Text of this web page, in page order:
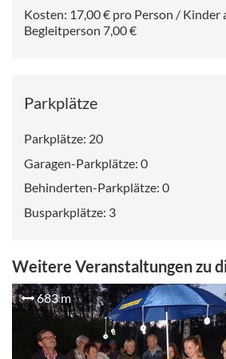
erforderlich (Tel. 0160 980 49 666).
Kosten: 17,00 € pro Person / Kinder
Begleitperson 7,00 €
Parkplätze
Parkplätze: 20
Garagen-Parkplätze: 0
Behinderten-Parkplätze: 0
Busparkplätze: 3
Weitere Veranstaltungen zu
683 m